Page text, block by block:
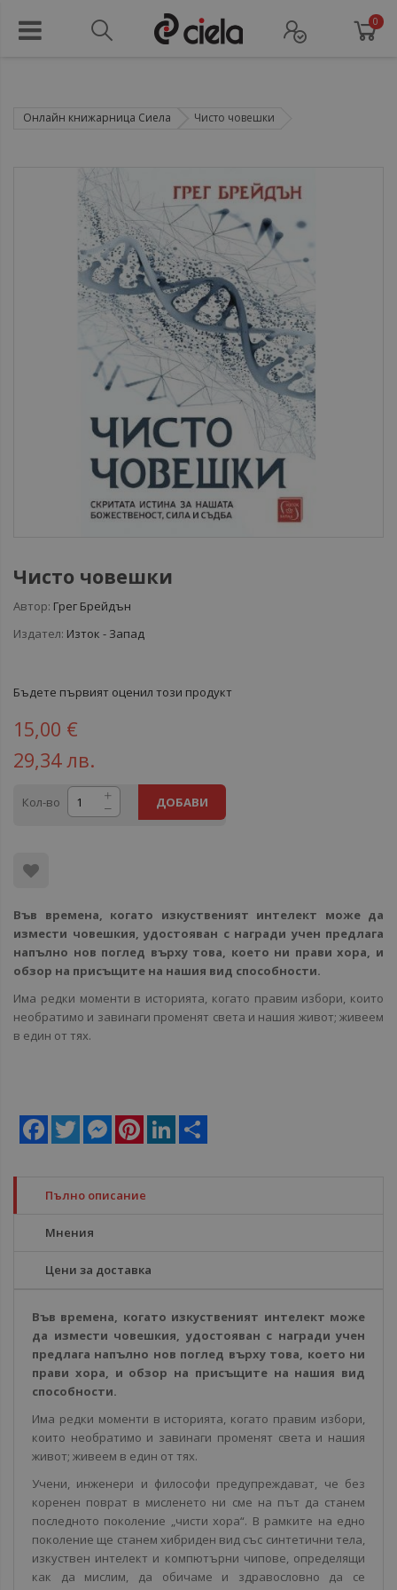
0
Онлайн книжарница Сиела Чисто човешки
Чисто човешки
Автор: Грег Брейдън
Издател: Изток - Запад
Бъдете първият оценил този продукт
15,00 €
29,34 лв.
Кол-во ДОБАВИ
Във времена, когато изкуственият интелект може да
измести човешкия, удостояван с награди учен предлага
напълно нов поглед върху това, което ни прави хора, и
обзор на присъщите на нашия вид способности.
Има редки моменти в историята, когато правим избори, които
необратимо и завинаги променят света и нашия живот; живеем
в един от тях.
Facebook
Twitter MessengerPinterestLinkedIn
Пълно описание
Мнения
Цени за доставка
Във времена, когато изкуственият интелект може
да измести човешкия, удостояван с награди учен
предлага напълно нов поглед върху това, което ни
прави хора, и обзор на присъщите на нашия вид
способности.
Има редки моменти в историята, когато правим избори,
които необратимо и завинаги променят света и нашия
живот; живеем в един от тях.
Учени, инженери и философи предупреждават, че без
коренен поврат в мисленето ни сме на път да станем
последното поколение „чисти хора“. В рамките на едно
поколение ще станем хибриден вид със синтетични тела,
изкуствен интелект и компютърни чипове, определящи
как да мислим, да обичаме и здравословно да се